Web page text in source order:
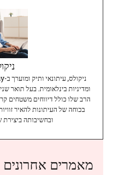
ומדיניות בינלאומית. בעל תואר
הרב שלו כולל דיווחים משטחים
בכוחה של העיתונות להאיר
ובחשיבותה ביצירת
מאמרים אחרונים